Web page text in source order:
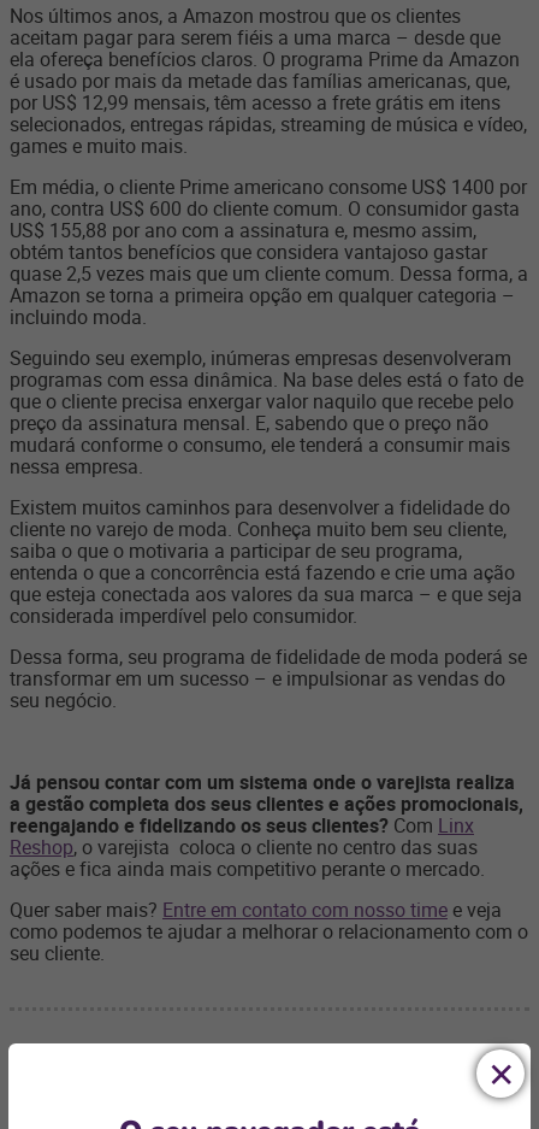
Nos últimos anos, a Amazon mostrou que os clientes
aceitam pagar para serem fiéis a uma marca – desde que
ela ofereça benefícios claros. O programa Prime da Amazon
é usado por mais da metade das famílias americanas, que,
por US$ 12,99 mensais, têm acesso a frete grátis em itens
selecionados, entregas rápidas, streaming de música e vídeo,
games e muito mais.
Em média, o cliente Prime americano consome US$ 1400 por
ano, contra US$ 600 do cliente comum. O consumidor gasta
US$ 155,88 por ano com a assinatura e, mesmo assim,
obtém tantos benefícios que considera vantajoso gastar
quase 2,5 vezes mais que um cliente comum. Dessa forma, a
Amazon se torna a primeira opção em qualquer categoria –
incluindo moda.
Seguindo seu exemplo, inúmeras empresas desenvolveram
programas com essa dinâmica. Na base deles está o fato de
que o cliente precisa enxergar valor naquilo que recebe pelo
preço da assinatura mensal. E, sabendo que o preço não
mudará conforme o consumo, ele tenderá a consumir mais
nessa empresa.
Existem muitos caminhos para desenvolver a fidelidade do
cliente no varejo de moda. Conheça muito bem seu cliente,
saiba o que o motivaria a participar de seu programa,
entenda o que a concorrência está fazendo e crie uma ação
que esteja conectada aos valores da sua marca – e que seja
considerada imperdível pelo consumidor.
Dessa forma, seu programa de fidelidade de moda poderá se
transformar em um sucesso – e impulsionar as vendas do
seu negócio.
Já pensou contar com um sistema onde ovarejista realiza
a gestão completa dos seus clientes e ações promocionais,
reengajando e fidelizando os seus clientes? Com Linx
Reshop, o varejista coloca o cliente no centro das suas
ações e fica ainda mais competitivo perante o mercado.
Quer saber mais? Entre em contato com nosso time e veja
como podemos te ajudar a melhorar o relacionamento com o
seu cliente.